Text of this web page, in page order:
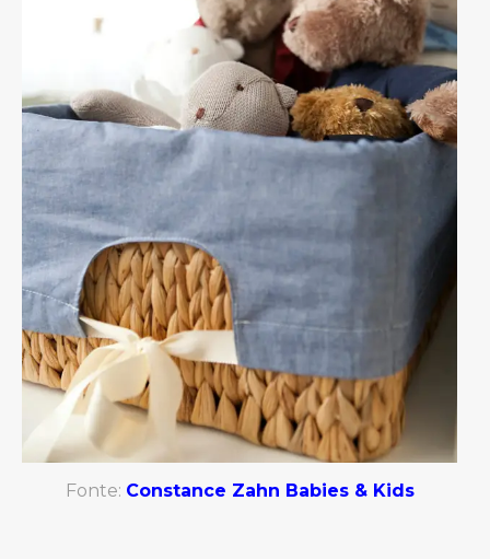
Fonte: Constance Zahn Babies & Kids